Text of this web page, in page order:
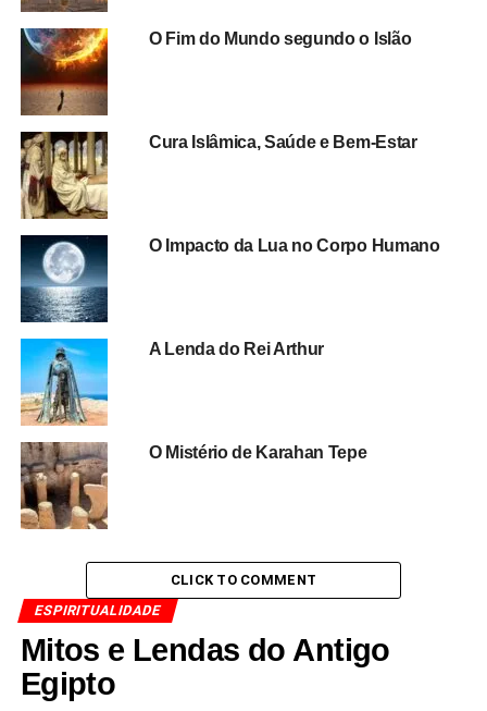
O Fim do Mundo segundo o Islão
Cura Islâmica, Saúde e Bem-Estar
O Impacto da Lua no Corpo Humano
A Lenda do Rei Arthur
O Mistério de Karahan Tepe
CLICK TO COMMENT
ESPIRITUALIDADE
Mitos e Lendas do Antigo
Egipto